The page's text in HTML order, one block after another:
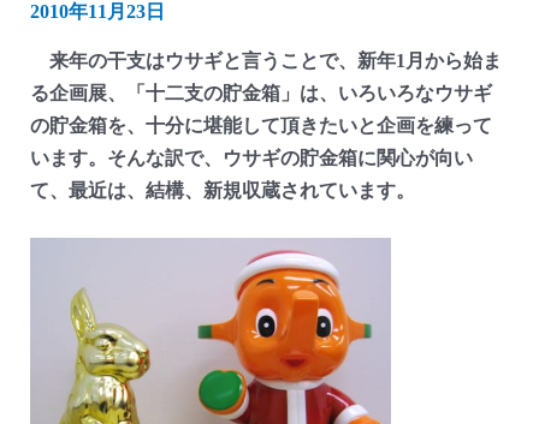
2010年11月23日
来年の干支はウサギと言うことで、新年1月から始ま
る企画展、「十二支の貯金箱」は、いろいろなウサギ
の貯金箱を、十分に堪能して頂きたいと企画を練って
います。そんな訳で、ウサギの貯金箱に関心が向い
て、最近は、結構、新規収蔵されています。